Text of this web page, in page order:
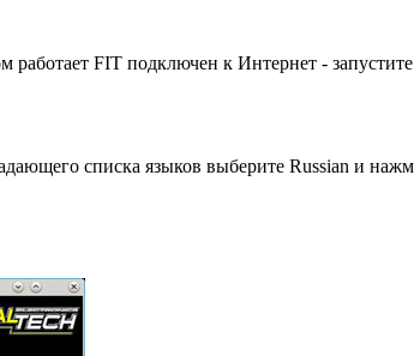
FIT подключен к Интернет -
списка языков выберите Russian и